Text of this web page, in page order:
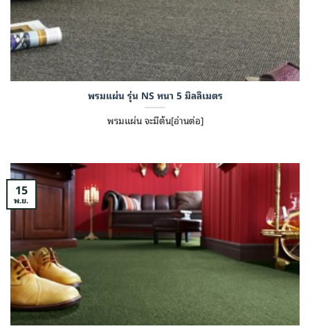
พรมแผ่น รุ่น NS หนา 5 มิลลิเมตร
พรมแผ่น จะมีต้น[อ่านต่อ]
15
พ.ย.